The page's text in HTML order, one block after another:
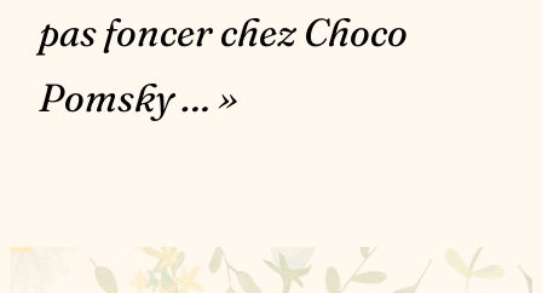
pas foncer chez Choco
Pomsky … »